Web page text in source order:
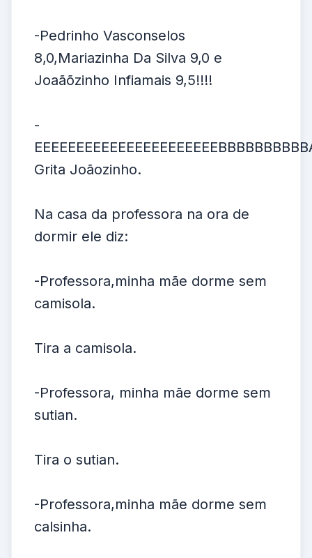
-Pedrinho Vasconselos
8,0,Mariazinha Da Silva 9,0 e
Joaãõzinho Infiamais 9,5!!!!
-
Grita Joãozinho.
Na casa da professora na ora de
dormir ele diz:
-Professora,minha mãe dorme sem
camisola.
Tira a camisola.
-Professora, minha mãe dorme sem
sutian.
Tira o sutian.
-Professora,minha mãe dorme sem
calsinha.